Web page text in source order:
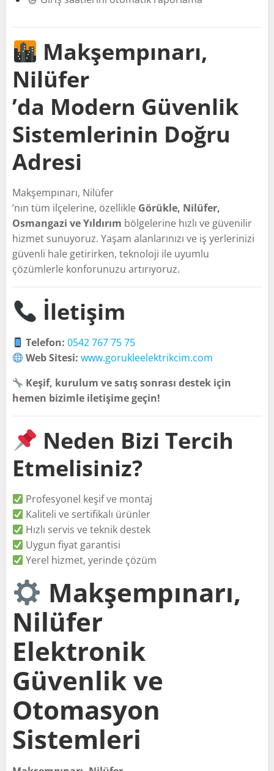
Makşempınarı,
Nilüfer
’da Modern Güvenlik
Sistemlerinin Doğru
Adresi
Makşempınarı, Nilüfer
’nın tüm ilçelerine, özellikle Görükle, Nilüfer,
Osmangazi ve Yıldırım bölgelerine hızlı ve güvenilir
hizmet sunuyoruz. Yaşam alanlarınızı ve iş yerlerinizi
güvenli hale getirirken, teknoloji ile uyumlu
çözümlerle konforunuzu artırıyoruz.
İletişim
Telefon: 0542 767 75 75
Web Sitesi: www.gorukleelektrikcim.com
Keşif, kurulum ve satış sonrası destek için
hemen bizimle iletişime geçin!
Neden Bizi Tercih
Etmelisiniz?
Profesyonel keşif ve montaj
Kaliteli ve sertifikalı ürünler
Hızlı servis ve teknik destek
Uygun fiyat garantisi
Yerel hizmet, yerinde çözüm
Makşempınarı,
Nilüfer
Elektronik
Güvenlik ve
Otomasyon
Sistemleri